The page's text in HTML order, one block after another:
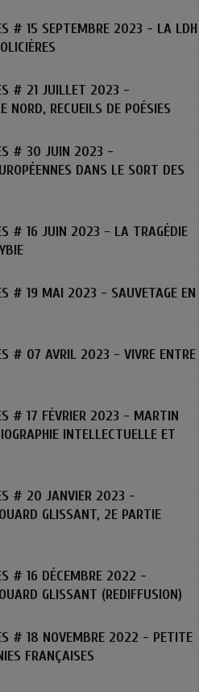
# 15 SEPTEMBRE 2023 - LA LDH
# 21 JUILLET 2023 -
NORD, RECUEILS DE POÉSIES
# 30 JUIN 2023 -
DANS LE SORT DES
# 16 JUIN 2023 - LA TRAGÉDIE
# 19 MAI 2023 - SAUVETAGE EN
# 07 AVRIL 2023 - VIVRE ENTRE
# 17 FÉVRIER 2023 - MARTIN
INTELLECTUELLE ET
# 20 JANVIER 2023 -
GLISSANT, 2E PARTIE
# 16 DÉCEMBRE 2022 -
GLISSANT (REDIFFUSION)
# 18 NOVEMBRE 2022 - PETITE
FRANÇAISES